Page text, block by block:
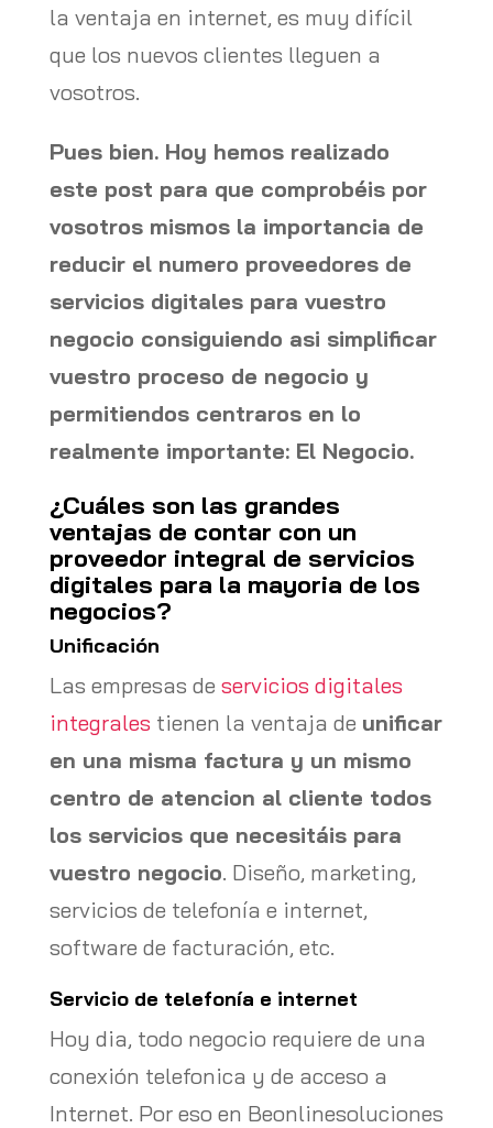
la ventaja en internet, es muy difícil
que los nuevos clientes lleguen a
vosotros.
Pues bien. Hoy hemos realizado
este post para que comprobéis por
vosotros mismos la importancia de
reducir el numero proveedores de
servicios digitales para vuestro
negocio consiguiendo asi simplificar
vuestro proceso de negocio y
permitiendos centraros en lo
realmente importante: El Negocio.
¿Cuáles son las grandes
ventajas de contar con un
proveedor integral de servicios
digitales para la mayoria de los
negocios?
Unificación
Las empresas de servicios digitales
integralestienen la ventaja de unificar
en una misma factura y un mismo
centro de atencion al cliente todos
los servicios que necesitáis para
vuestro negocio. Diseño, marketing,
servicios de telefonía e internet,
software de facturación, etc.
Servicio de telefonía e internet
Hoy dia, todo negocio requiere de una
conexión telefonica y de acceso a
Internet. Por eso en Beonlinesoluciones